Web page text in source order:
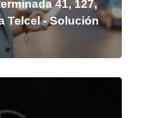
41, 127,
Telcel - Solución